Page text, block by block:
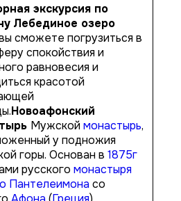
экскурсия по
Лебединое озеро
сможете погрузиться в
спокойствия и
равновесия и
красотой
Новоафонский
Мужской монастырь,
у подножия
горы. Основан в 1875г
русского монастыря
Пантелеимона со